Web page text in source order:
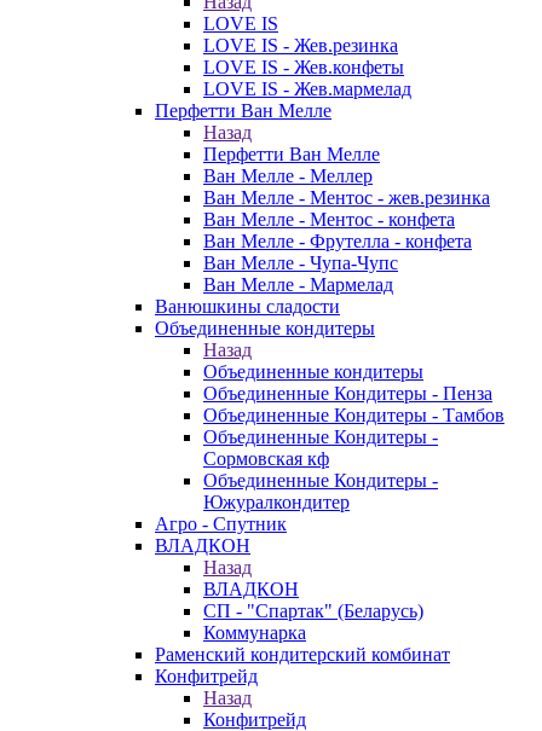
LOVE IS
LOVE IS - Жев.резинка
LOVE IS - Жев.конфеты
LOVE IS - Жев.мармелад
Перфетти Ван Мелле
Назад
Перфетти Ван Мелле
Ван Мелле - Меллер
Ван Мелле - Ментос - жев.резинка
Ван Мелле - Ментос - конфета
Ван Мелле - Фрутелла - конфета
Ван Мелле - Чупа-Чупс
Ван Мелле - Мармелад
Ванюшкины сладости
Объединенные кондитеры
Назад
Объединенные кондитеры
Объединенные Кондитеры - Пенза
Объединенные Кондитеры - Тамбов
Объединенные Кондитеры -
Сормовская кф
Объединенные Кондитеры -
Южуралкондитер
Агро - Спутник
ВЛАДКОН
Назад
ВЛАДКОН
СП - "Спартак" (Беларусь)
Коммунарка
Раменский кондитерский комбинат
Конфитрейд
Назад
Конфитрейд